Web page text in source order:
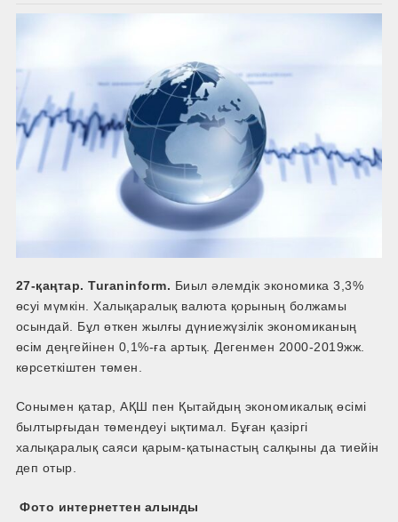
27-қаңтар. Turaninform. Биыл әлемдік экономика 3,3%
өсуі мүмкін. Халықаралық валюта қорының болжамы
осындай. Бұл өткен жылғы дүниежүзілік экономиканың
өсім деңгейінен 0,1%-ға артық. Дегенмен 2000-2019жж.
көрсеткіштен төмен.
Сонымен қатар, АҚШ пен Қытайдың экономикалық өсімі
былтырғыдан төмендеуі ықтимал. Бұған қазіргі
халықаралық саяси қарым-қатынастың салқыны да тиейін
деп отыр.
Фото интернеттен алынды